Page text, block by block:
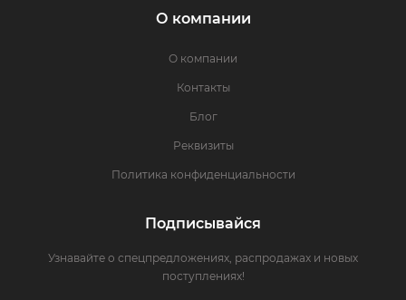
О компании
О компании
Контакты
Блог
Реквизиты
Политика конфиденциальности
Подписывайся
Узнавайте о спецпредложениях, распродажах и новых
поступлениях!